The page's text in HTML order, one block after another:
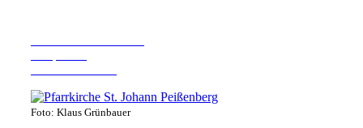
Foto: Klaus Grünbauer